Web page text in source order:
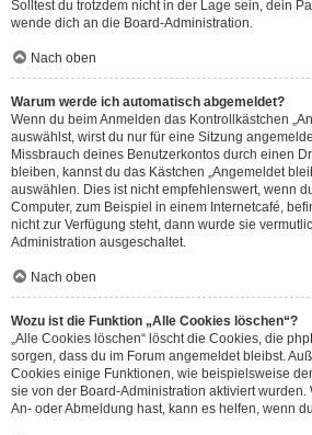
Solltest du trotzdem nicht in der Lage sein, dein
wende dich an die Board-Administration.
Nach oben
Warum werde ich automatisch abgemeldet?
Wenn du beim Anmelden das Kontrollkästchen
auswählst, wirst du nur für eine Sitzung
Missbrauch deines Benutzerkontos durch einen
bleiben, kannst du das Kästchen „Angemeldet
auswählen. Dies ist nicht empfehlenswert, wenn
Computer, zum Beispiel in einem Internetcafé,
nicht zur Verfügung steht, dann wurde sie
Administration ausgeschaltet.
Nach oben
Wozu ist die Funktion „Alle Cookies löschen“?
„Alle Cookies löschen“ löscht die Cookies, die
sorgen, dass du im Forum angemeldet bleibst.
Cookies einige Funktionen, wie beispielsweise
sie von der Board-Administration aktiviert
An- oder Abmeldung hast, kann es helfen, wenn